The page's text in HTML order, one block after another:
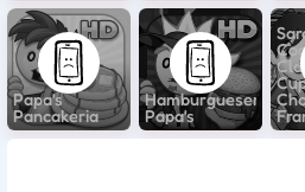
Papa's
Pancakeria
Hamburguesería
Papa's